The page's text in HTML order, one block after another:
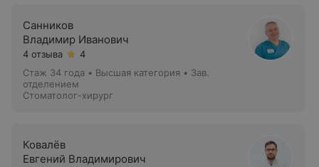
Санников
Владимир Иванович
4 отзыва
4
Стаж 34 года • Высшая категория • Зав.
отделением
Стоматолог-хирург
Ковалёв
Евгений Владимирович